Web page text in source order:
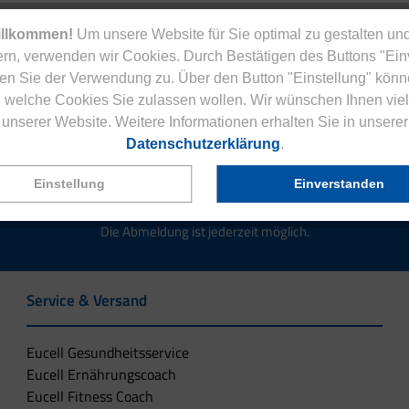
Um unsere Website für Sie optimal zu gestalten
verwenden wir Cookies. Durch Bestätigen des Buttons
Sie der Verwendung zu. Über den Button "Einstellung"
welche Cookies Sie zulassen wollen. Wir wünschen Ihnen
unserer Website. Weitere Informationen erhalten Sie in unserer
Datenschutzerklärung.
Einstellung Einverstanden
Jetzt zum Newsletter anmelden.
Eucell Gesundheitsmagazin und verpassen Sie keine
Die Abmeldung ist jederzeit möglich.
Service & Versand
Eucell Gesundheitsservice
Eucell Ernährungscoach
Eucell Fitness Coach